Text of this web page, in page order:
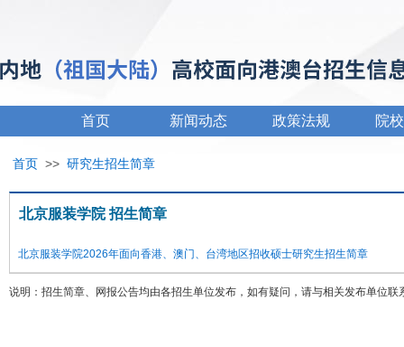
首页 新闻动态 政策法规 院
首页 >> 研究生招生简章
北京服装学院 招生简章
北京服装学院2026年面向香港、澳门、台湾地区招收硕士研究生招生简章
说明：招生简章、网报公告均由各招生单位发布，如有疑问，请与相关发布单位